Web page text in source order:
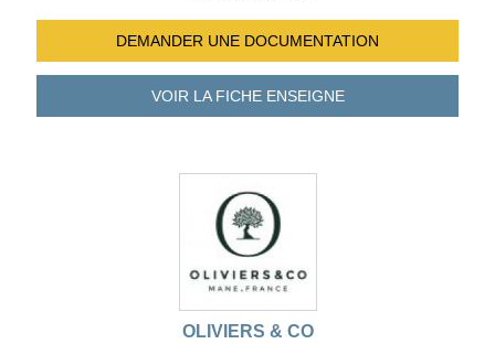
DEMANDER UNE DOCUMENTATION
VOIR LA FICHEENSEIGNE
OLIVIERS & CO